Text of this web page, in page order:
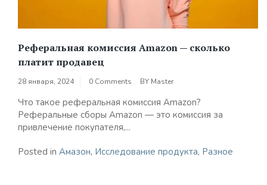
Реферальная комиссия Amazon — сколько
платит продавец
28 января, 2024 0 Comments BY Master
Что такое реферальная комиссия Amazon?
Реферальные сборы Amazon — это комиссия за
привлечение покупателя,...
Posted in Амазон, Исследование продукта, Разное